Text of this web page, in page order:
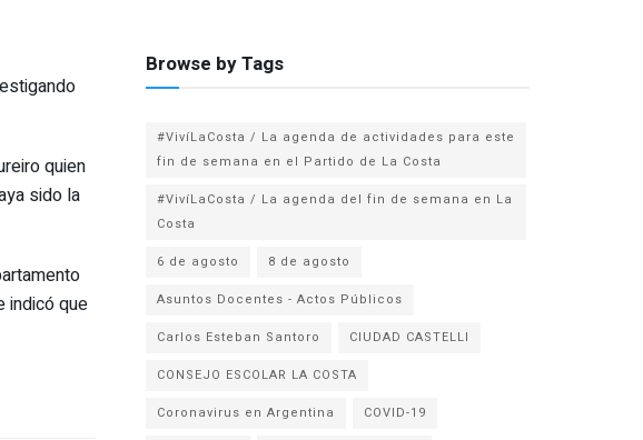
quien
sido la
indicó que
Browse by Tags
#VivíLaCosta / La agenda de actividades para este
fin de semana en el Partido de La Costa
#VivíLaCosta / La agenda del fin de semana en La
Costa
6 de agosto
8 de agosto
Asuntos Docentes - Actos Públicos
Carlos Esteban Santoro
CIUDAD CASTELLI
CONSEJO ESCOLAR LA COSTA
Coronavirus en Argentina
COVID-19